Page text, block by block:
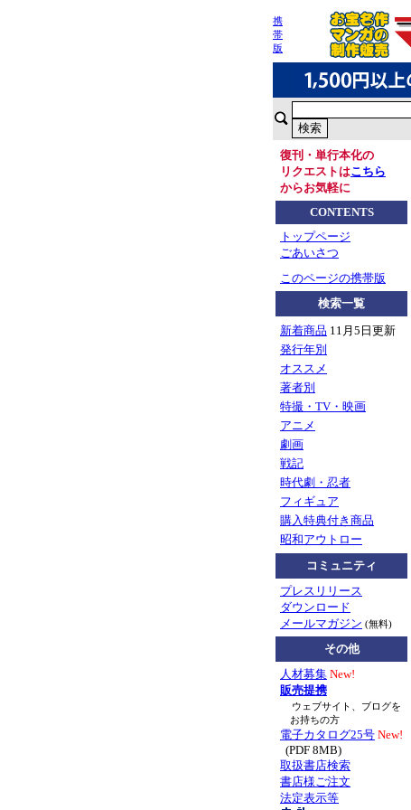
携
帯
版
復刊・単行本化の
リクエストはこちら
からお気軽に
CONTENTS
トップページ
ごあいさつ
このページの携帯版
検索一覧
新着商品 11月5日更新
発行年別
オススメ
著者別
特撮・TV・映画
アニメ
劇画
戦記
時代劇・忍者
フィギュア
購入特典付き商品
昭和アウトロー
コミュニティ
プレスリリース
ダウンロード
メールマガジン (無料)
その他
人材募集 New!
販売提携
ウェブサイト、ブログを
お持ちの方
電子カタログ25号 New!
(PDF 8MB)
取扱書店検索
書店様ご注文
法定表示等